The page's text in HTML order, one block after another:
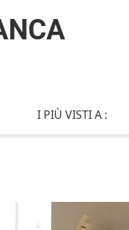
I PIÙ VISTI A :